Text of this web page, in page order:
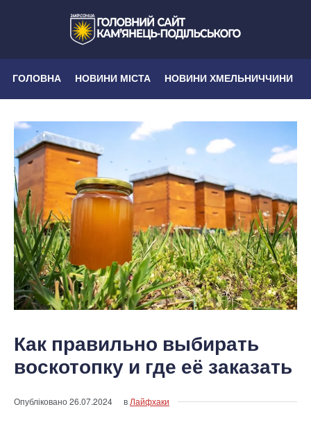
ГОЛОВНА НОВИНИ МІСТА НОВИНИ ХМЕЛЬНИЧЧИНИ
Как правильно выбирать
воскотопку и где её заказать
Опубліковано26.07.2024 в Лайфхаки